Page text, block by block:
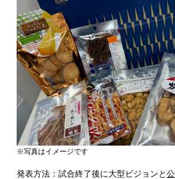
※写真はイメージです
発表方法：試合終了後に大型ビジョンと